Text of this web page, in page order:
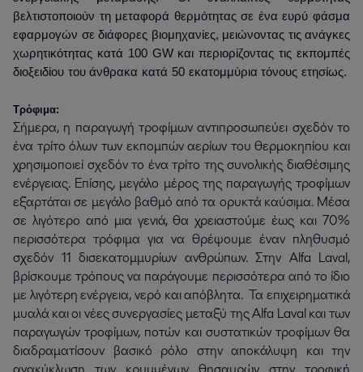
βελτιστοποιούν τη μεταφορά θερμότητας σε ένα ευρύ φάσμα
εφαρμογών σε διάφορες βιομηχανίες, μειώνοντας τις ανάγκες
χωρητικότητας κατά 100 GW και περιορίζοντας τις εκπομπές
διοξειδίου του άνθρακα κατά 50 εκατομμύρια τόνους ετησίως.
Τρόφιμα:
Σήμερα, η παραγωγή τροφίμων αντιπροσωπεύει σχεδόν το
ένα τρίτο όλων των εκπομπών αερίων του θερμοκηπίου και
χρησιμοποιεί σχεδόν το ένα τρίτο της συνολικής διαθέσιμης
ενέργειας. Επίσης, μεγάλο μέρος της παραγωγής τροφίμων
εξαρτάται σε μεγάλο βαθμό από τα ορυκτά καύσιμα. Μέσα
σε λιγότερο από μια γενιά, θα χρειαστούμε έως και 70%
περισσότερα τρόφιμα για να θρέψουμε έναν πληθυσμό
σχεδόν 11 δισεκατομμυρίων ανθρώπων. Στην Alfa Laval,
βρίσκουμε τρόπους να παράγουμε περισσότερα από το ίδιο
με λιγότερη ενέργεια, νερό και απόβλητα. Τα επιχειρηματικά
μυαλά και οι νέες συνεργασίες μεταξύ της Alfa Laval και των
παραγωγών τροφίμων, ποτών και συστατικών τροφίμων θα
διαδραματίσουν βασικό ρόλο στην αποκάλυψη και την